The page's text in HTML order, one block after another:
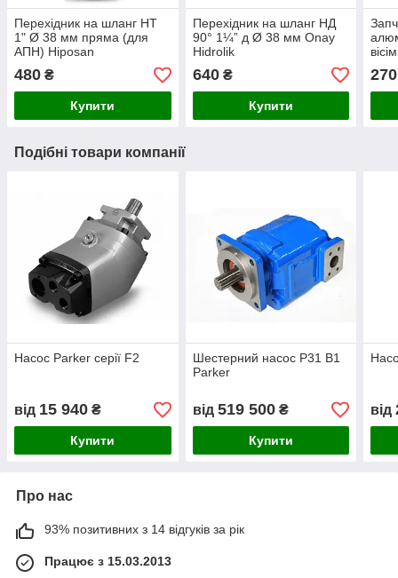
Перехідник на шланг НТ
1" Ø 38 мм пряма (для
АПН) Hiposan
480 ₴
Купити
Перехідник на шланг НД
90° 1¼” д Ø 38 мм Onay
Hidrolik
640₴
Купити
270
Подібні товари компанії
Насос Parker серії F2
від 15 940 ₴
Купити
Шестерний насос P31 B1
Parker
від 519 500₴
Купити
від
Про нас
93% позитивних з 14 відгуків за рік
Працює з 15.03.2013